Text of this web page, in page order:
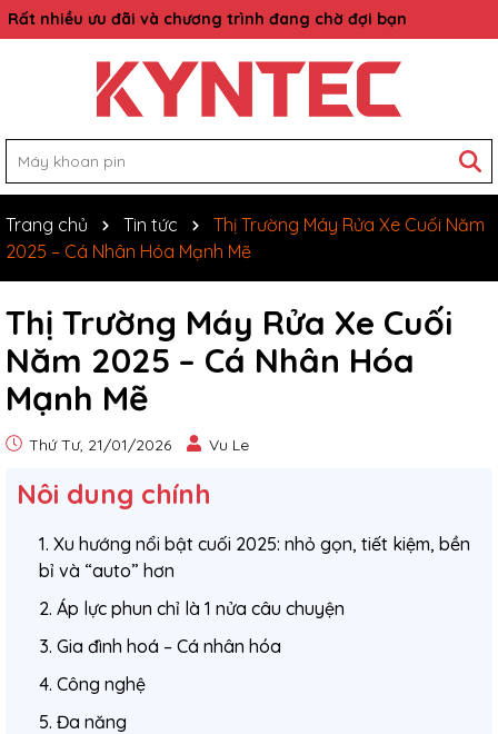
Rất nhiều ưu đãi và chương trình đang chờ đợi bạn
Trang chủ Tin tức
Thị Trường Máy Rửa Xe Cuối Năm
2025 – Cá Nhân Hóa Mạnh Mẽ
Thị Trường Máy Rửa Xe Cuối
Năm 2025 – Cá Nhân Hóa
Mạnh Mẽ
Thứ Tư, 21/01/2026 Vu Le
Nôi dung chính
1. Xu hướng nổi bật cuối 2025: nhỏ gọn, tiết kiệm, bền
bỉ và “auto” hơn
2. Áp lực phun chỉ là 1 nửa câu chuyện
3. Gia đình hoá – Cá nhân hóa
4. Công nghệ
5. Đa năng